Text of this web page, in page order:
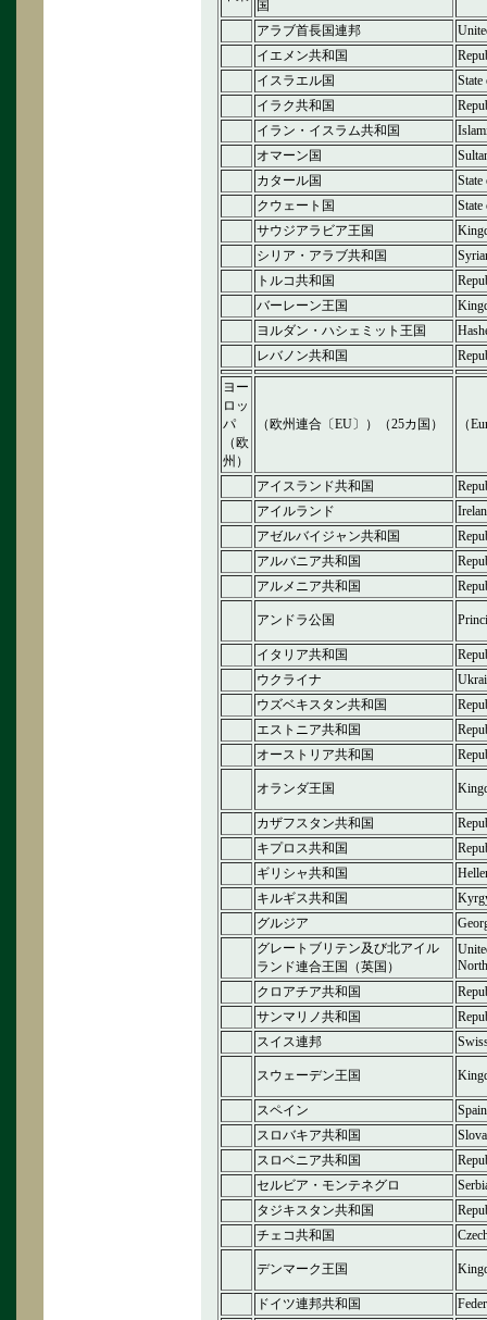
国
アラブ首長国連邦
イエメン共和国
イスラエル国
イラク共和国
イラン・イスラム共和国
オマーン国
カタール国
State
クウェート国
サウジアラビア王国
シリア・アラブ共和国
トルコ共和国
バーレーン王国
ヨルダン・ハシェミット王国
レバノン共和国
ヨー
ロッ
パ
（欧
州）
（欧州連合〔EU〕）（25カ国） （
アイスランド共和国
アイルランド
アゼルバイジャン共和国
アルバニア共和国
アルメニア共和国
アンドラ公国
イタリア共和国
ウクライナ
ウズベキスタン共和国
エストニア共和国
オーストリア共和国
オランダ王国
カザフスタン共和国
キプロス共和国
ギリシャ共和国
キルギス共和国
グルジア
グレートブリテン及び北アイル
ランド連合王国（英国）
クロアチア共和国
サンマリノ共和国
スイス連邦
スウェーデン王国
スペイン
Spain
スロバキア共和国
スロベニア共和国
セルビア・モンテネグロ
タジキスタン共和国
チェコ共和国
デンマーク王国
ドイツ連邦共和国